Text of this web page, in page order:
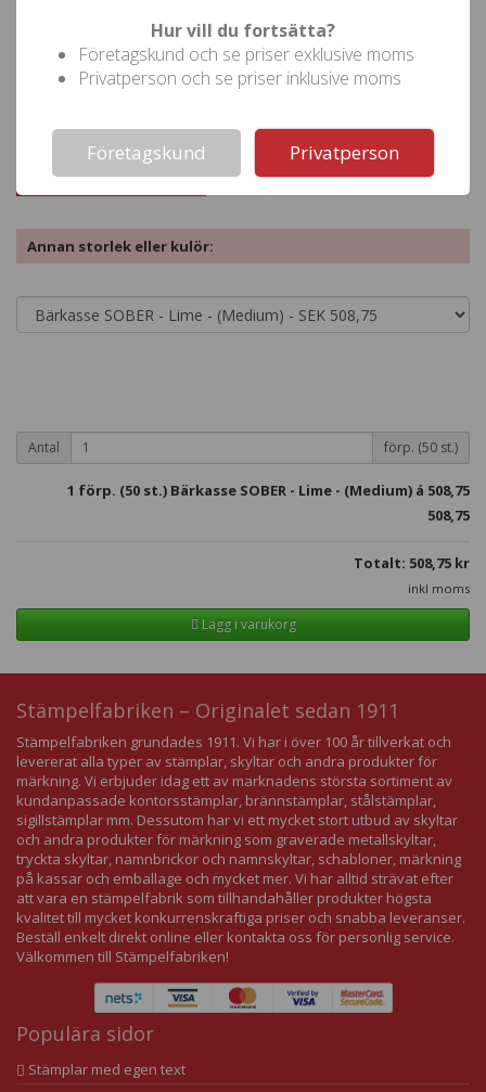
Beställ denna produkt
Annan storlek eller kulör:
Antal förp. (50 st.)
1 förp. (50 st.) Bärkasse SOBER - Lime - (Medium) á 508,75
508,75
Totalt: 508,75 kr
inkl moms
Lägg i varukorg
Stämpelfabriken – Originalet sedan 1911
Stämpelfabriken grundades 1911. Vi har i över 100 år tillverkat och
levererat alla typer av stämplar, skyltar och andra produkter för
märkning. Vi erbjuder idag ett av marknadens största sortiment av
kundanpassade kontorsstämplar, brännstämplar, stålstämplar,
sigillstämplar mm. Dessutom har vi ett mycket stort utbud av skyltar
och andra produkter för märkning som graverade metallskyltar,
tryckta skyltar, namnbrickor och namnskyltar, schabloner, märkning
på kassar och emballage och mycket mer. Vi har alltid strävat efter
att vara en stämpelfabrik som tillhandahåller produkter högsta
kvalitet till mycket konkurrenskraftiga priser och snabba leveranser.
Beställ enkelt direkt online eller kontakta oss för personlig service.
Välkommen till Stämpelfabriken!
Populära sidor
Stämplar med egen text
Hur vill du fortsätta?
Företagskund och se priser exklusive moms
Privatperson och se priser inklusive moms
Företagskund Privatperson